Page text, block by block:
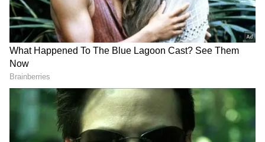
ఎల్లప్పుడూ ఉంచాల్సిన డబ్బులు. ఈ మొత్తం బ్యాంక్ నుంచి
బ్యాంకుకు మారుతుంది. ఇది మీ ఖాతా రకంతో పాటు
బ్యాంక్ అందించే ఉచిత సేవలపై కూడా ఆధారపడి
ఉంటుంది.
గూగుల్‌లో ఆసక్తికరమైన సమాచారం కోసం ఏసియానెట్ తెలుగు
ను మీ ఫ్రిఫర్డ్ సోర్స్ గా ఎంచుకోండి